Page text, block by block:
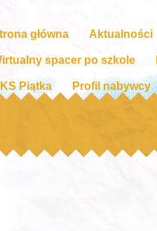
główna Aktualności
spacer po szkole
Piątka Profil nabywcy